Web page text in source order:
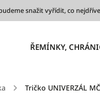
snažit vyřídit, co
ŘEMÍNKY,
/ Tričko UNIVERZÁL